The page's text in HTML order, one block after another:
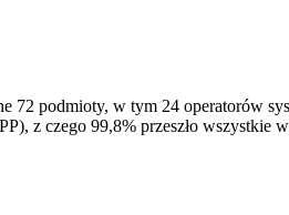
72 podmioty, w tym 24 operatorów
z czego 99,8% przeszło wszystkie